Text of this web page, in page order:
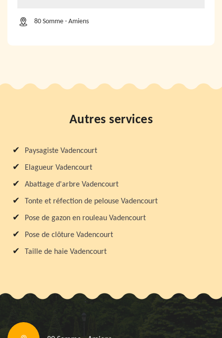
80 Somme - Amiens
Autres services
Paysagiste Vadencourt
Elagueur Vadencourt
Abattage d'arbre Vadencourt
Tonte et réfection de pelouse Vadencourt
Pose de gazon en rouleau Vadencourt
Pose de clôture Vadencourt
Taille de haie Vadencourt